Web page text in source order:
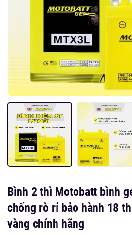
Bình 2 thì Motobatt bình
chống rò rỉ bảo hành 18
vàng chính hãng